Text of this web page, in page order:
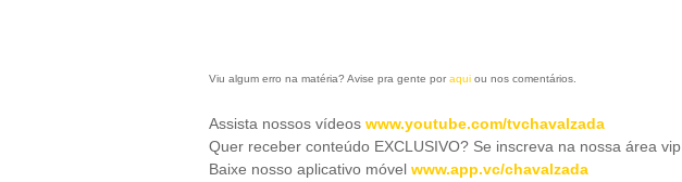
Viu algum erro na matéria? Avise pra gente por aqui ou nos comentários.
Assista nossos vídeos www.youtube.com/tvchavalzada
Quer receber conteúdo EXCLUSIVO? Se inscreva na nossa área vip
Baixe nosso aplicativo móvel www.app.vc/chavalzada